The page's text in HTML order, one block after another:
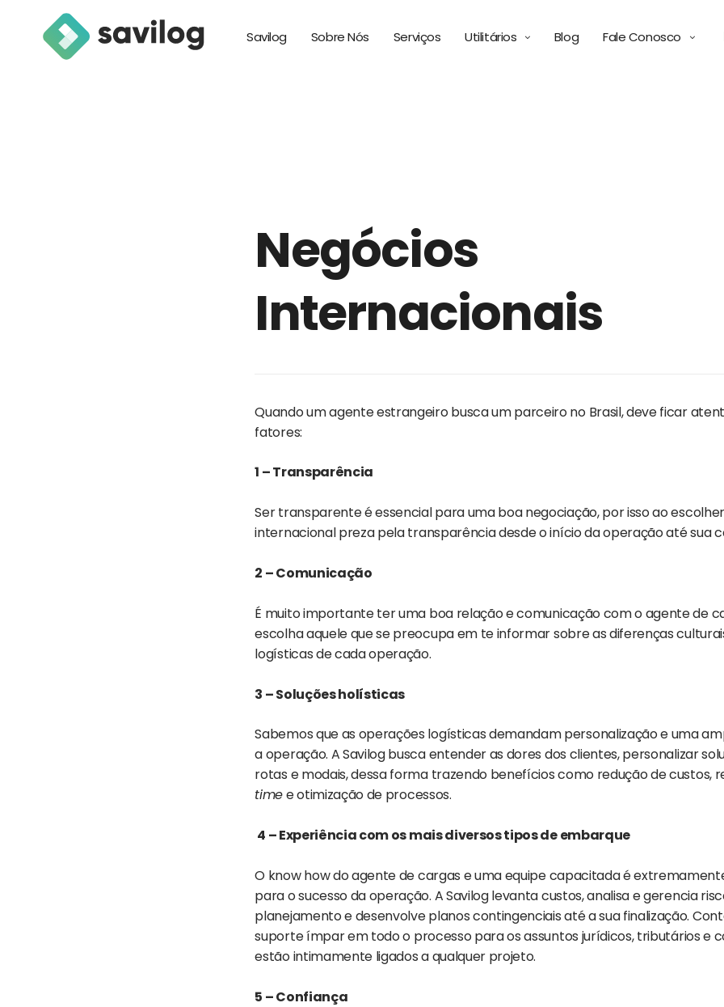
Savilog Sobre Nós Serviços Utilitários Blog Fale Conosco
Negócios
Internacionais
Quando um agente estrangeiro busca um parceiro no Brasil, deve ficar
fatores:
1 – Transparência
Ser transparente é essencial para uma boa negociação, por isso ao
internacional preza pela transparência desde o início da operação até sua
2 – Comunicação
É muito importante ter uma boa relação e comunicação com o agente de
escolha aquele que se preocupa em te informar sobre as diferenças
logísticas de cada operação.
3 – Soluções holísticas
Sabemos que as operações logísticas demandam personalização e uma
a operação. A Savilog busca entender as dores dos clientes, personalizar
rotas e modais, dessa forma trazendo benefícios como redução de custos,
timee otimização de processos.
4 – Experiência com os mais diversos tipos de embarque
O know how do agente de cargas e uma equipe capacitada é
para o sucesso da operação. A Savilog levanta custos, analisa e gerencia
planejamento e desenvolve planos contingenciais até a sua finalização.
suporte ímpar em todo o processo para os assuntos jurídicos, tributários e
estão intimamente ligados a qualquer projeto.
5 – Confiança